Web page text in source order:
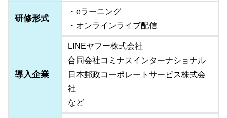
研修形式
・eラーニング
・オンラインライブ配信
導入企業
LINEヤフー株式会社
合同会社コミナスインターナショナル
日本郵政コーポレートサービス株式会
社
など